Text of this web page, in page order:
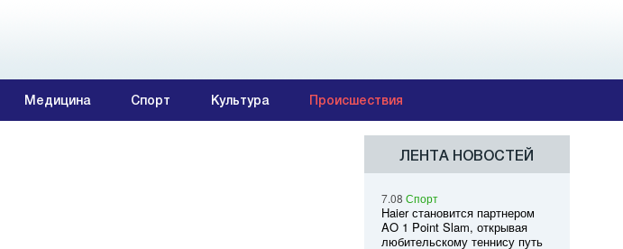
Медицина Спорт Культура Происшествия
ЛЕНТА НОВОСТЕЙ
7.08 Спорт
Haier становится партнером
AO 1 Point Slam, открывая
любительскому теннису путь